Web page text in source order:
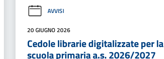
AVVISI
20 GIUGNO 2026
Cedole librarie digitalizzate per la
scuola primaria a.s. 2026/2027